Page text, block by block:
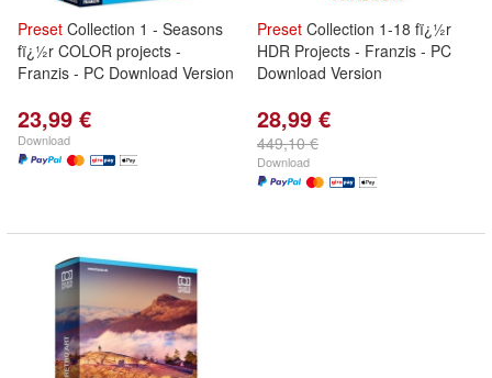
Preset Collection 1 - Seasons
fï¿½r COLOR projects -
Franzis - PC Download Version
23,99 €
Download
Preset Collection 1-18 fï¿½r
HDR Projects - Franzis - PC
Download Version
28,99 €
449,10 €
Download